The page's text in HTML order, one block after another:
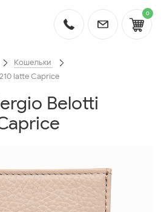
0
Кошельки
latte Caprice
Belotti